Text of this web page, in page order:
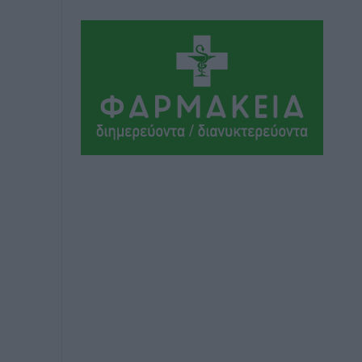
πριν 11 ώρες
Το στενό της Κρεμαστής μπήκε στη
λίστα των 7 θαυμάτων της αναμονής
Δημο-Κρίσεις• πριν 11 ώρες